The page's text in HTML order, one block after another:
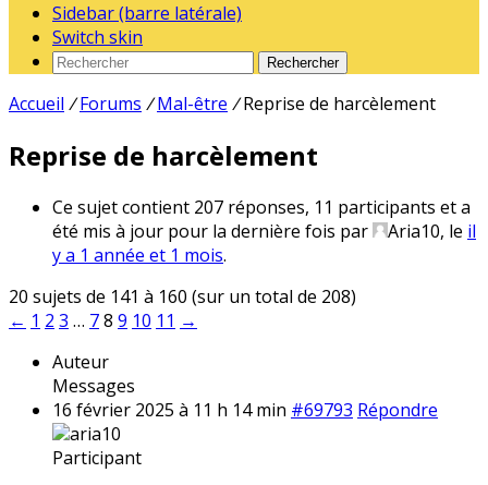
Sidebar (barre latérale)
Switch skin
Rechercher
Accueil / Forums / Mal-être / Reprise de harcèlement
Reprise de harcèlement
Ce sujet contient 207 réponses, 11 participants et a
été mis à jour pour la dernière fois par
Aria10, le il
y a 1 année et 1 mois.
20 sujets de 141 à 160 (sur un total de 208)
← 1 2 3 … 78 9 10 11 →
Auteur
Messages
16 février 2025 à 11 h 14 min #69793 Répondre
aria10
Participant